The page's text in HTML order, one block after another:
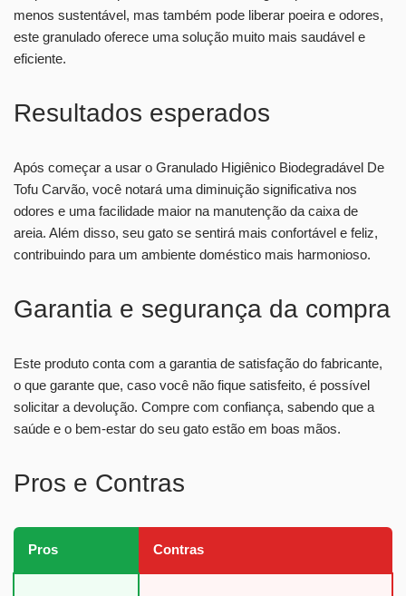
menos sustentável, mas também pode liberar poeira e odores,
este granulado oferece uma solução muito mais saudável e
eficiente.
Resultados esperados
Após começar a usar o Granulado Higiênico Biodegradável De
Tofu Carvão, você notará uma diminuição significativa nos
odores e uma facilidade maior na manutenção da caixa de
areia. Além disso, seu gato se sentirá mais confortável e feliz,
contribuindo para um ambiente doméstico mais harmonioso.
Garantia e segurança da compra
Este produto conta com a garantia de satisfação do fabricante,
o que garante que, caso você não fique satisfeito, é possível
solicitar a devolução. Compre com confiança, sabendo que a
saúde e o bem-estar do seu gato estão em boas mãos.
Pros e Contras
Pros Contras